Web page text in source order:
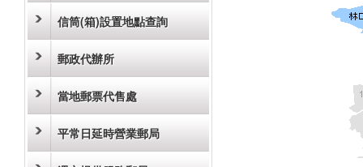
信筒(箱)設置地點查詢
郵政代辦所
當地郵票代售處
平常日延時營業郵局